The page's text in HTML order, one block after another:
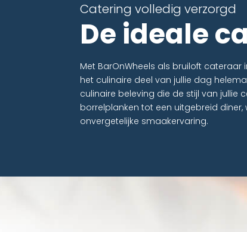
Catering volledig verzorgd
De ideale
Met BarOnWheels als bruiloft cateraar
het culinaire deel van jullie dag
culinaire beleving die de stijl van jullie
borrelplanken tot een uitgebreid diner,
onvergetelijke smaakervaring.